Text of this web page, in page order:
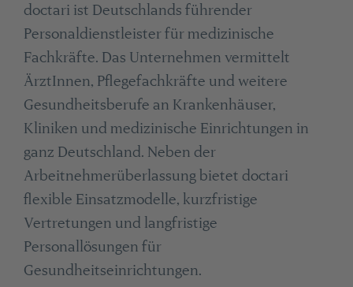
doctari ist Deutschlands führender
Personaldienstleister für medizinische
Fachkräfte. Das Unternehmen vermittelt
ÄrztInnen, Pflegefachkräfte und weitere
Gesundheitsberufe an Krankenhäuser,
Kliniken und medizinische Einrichtungen in
ganz Deutschland. Neben der
Arbeitnehmerüberlassung bietet doctari
flexible Einsatzmodelle, kurzfristige
Vertretungen und langfristige
Personallösungen für
Gesundheitseinrichtungen.